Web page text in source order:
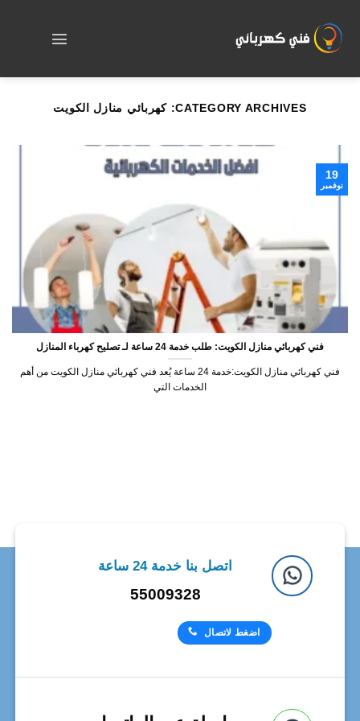
content
CATEGORY ARCHIVES: كهربائي منازل الكويت
فني كهربائي منازل الكويت: طلب خدمة 24 ساعة لـ تصليح كهرباء المنازل
فني كهربائي منازل الكويت:خدمة 24 ساعة يُعد فني كهربائي منازل الكويت من أهم
الخدمات التي
19
نوفمبر
اتصل بنا خدمة 24 ساعة
55009328
اضغط لاتصال